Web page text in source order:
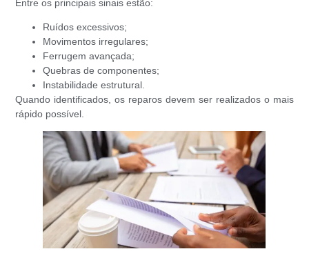
Entre os principais sinais estão:
Ruídos excessivos;
Movimentos irregulares;
Ferrugem avançada;
Quebras de componentes;
Instabilidade estrutural.
Quando identificados, os reparos devem ser realizados o mais
rápido possível.